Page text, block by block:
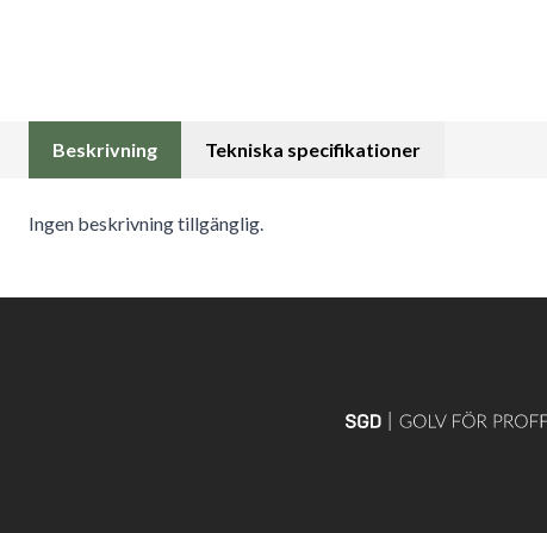
Beskrivning Tekniska specifikationer
Ingen beskrivning tillgänglig.